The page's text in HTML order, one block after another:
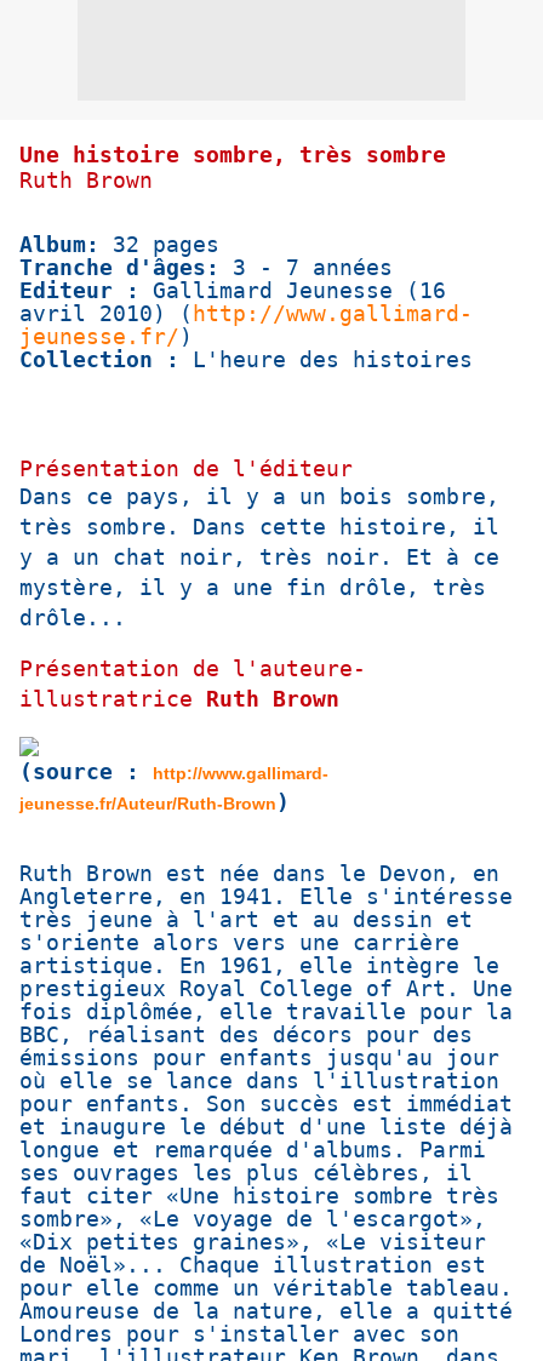
Une histoire sombre, très sombre
Ruth Brown
Album:
32 pages
Tranche d'âges:
3 - 7 années
Editeur :
Gallimard Jeunesse (16
avril 2010) ( http://www.gallimard-
jeunesse.fr/)
Collection :
L'heure des histoires
Présentation de l'éditeur
Dans ce pays, il y a un bois sombre,
très sombre. Dans cette histoire, il
y a un chat noir, très noir. Et à ce
mystère, il y a une fin drôle, très
drôle...
Présentation de l'auteure-
illustratrice Ruth Brown
(source :
http://www.gallimard-
jeunesse.fr/Auteur/Ruth-Brown )
Ruth Brown est née dans le Devon, en
Angleterre, en 1941. Elle s'intéresse
très jeune à l'art et au dessin et
s'oriente alors vers une carrière
artistique. En 1961, elle intègre le
prestigieux Royal College of Art. Une
fois diplômée, elle travaille pour la
BBC, réalisant des décors pour des
émissions pour enfants jusqu'au jour
où elle se lance dans l'illustration
pour enfants. Son succès est immédiat
et inaugure le début d'une liste déjà
longue et remarquée d'albums. Parmi
ses ouvrages les plus célèbres, il
faut citer «Une histoire sombre très
sombre», «Le voyage de l'escargot»,
«Dix petites graines», «Le visiteur
de Noël»... Chaque illustration est
pour elle comme un véritable tableau.
Amoureuse de la nature, elle a quitté
Londres pour s'installer avec son